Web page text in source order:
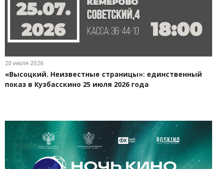
20 июля 2026
«Высоцкий. Неизвестные страницы»: единственный
показ в Кузбасскино 25 июля 2026 года